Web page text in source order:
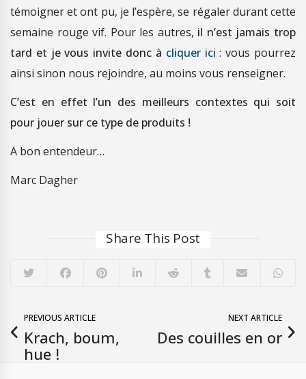
témoigner et ont pu, je l’espère, se régaler durant cette
semaine rouge vif. Pour les autres, il n’est jamais trop
tard et je vous invite donc à cliquer ici : vous pourrez
ainsi sinon nous rejoindre, au moins vous renseigner.
C’est en effet l’un des meilleurs contextes qui soit
pour jouer sur ce type de produits !
A bon entendeur…
Marc Dagher
Share This Post
PREVIOUS ARTICLE
Krach, boum,
hue !
NEXT ARTICLE
Des couilles en or